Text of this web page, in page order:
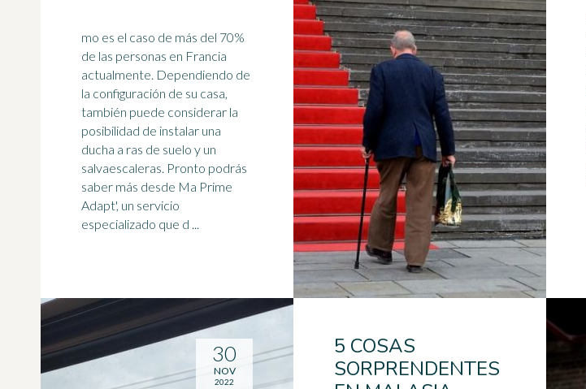
mo es el caso de más del 70%
de las personas en Francia
actualmente. Dependiendo de
la configuración de su casa,
también puede considerar la
posibilidad de instalar una
ducha a ras de suelo y un
salvaescaleras. Pronto podrás
saber más desde Ma Prime
Adapt', un servicio
especializado que d ...
5 COSAS
SORPRENDENTES
30
NOV
2022